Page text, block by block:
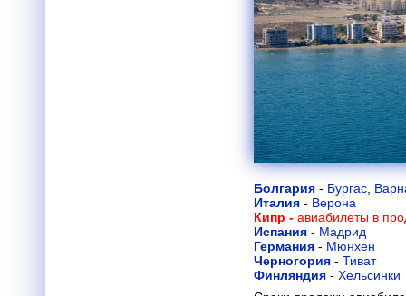
Болгария - Бургас
Италия - Верона
Кипр - авиабилеты в
Испания - Мадрид
Германия - Мюнхен
Черногория - Тиват
Финляндия - Хельсинки